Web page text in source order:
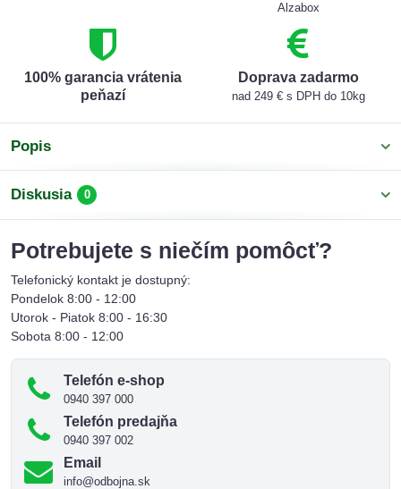
Alzabox
100% garancia vrátenia
peňazí
Doprava zadarmo
nad 249 € s DPH do 10kg
Popis
Diskusia 0
Potrebujete s niečím pomôcť?
Telefonický kontakt je dostupný:
Pondelok 8:00 - 12:00
Utorok - Piatok 8:00 - 16:30
Sobota 8:00 - 12:00
Telefón e-shop
0940 397 000
Telefón predajňa
0940 397 002
Email
info@odbojna.sk